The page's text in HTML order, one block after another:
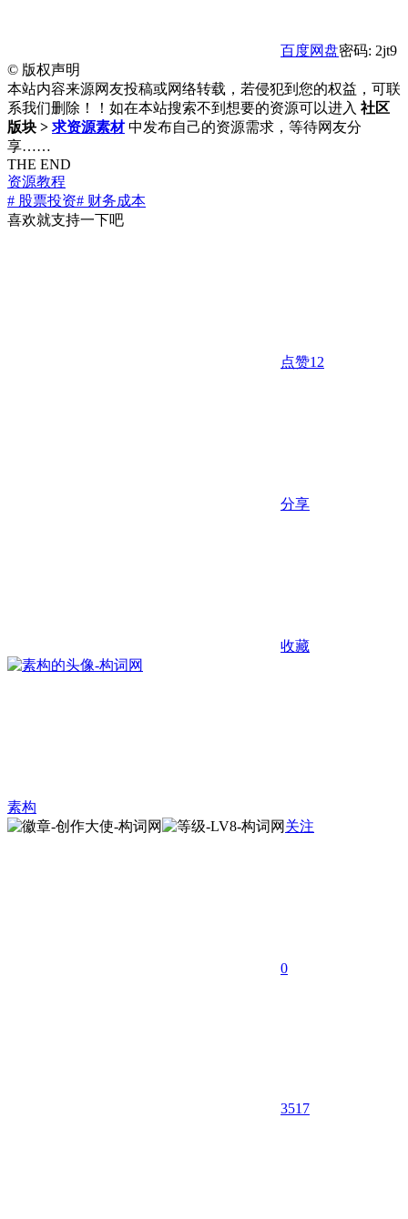
百度网盘密码: 2jt9
© 版权声明
本站内容来源网友投稿或网络转载，若侵犯到您的权益，可联
系我们删除！！如在本站搜索不到想要的资源可以进入 社区
版块 > 求资源素材 中发布自己的资源需求，等待网友分
享……
THE END
资源教程
# 股票投资# 财务成本
喜欢就支持一下吧
点赞12
分享
收藏
素构
关注
0
3517